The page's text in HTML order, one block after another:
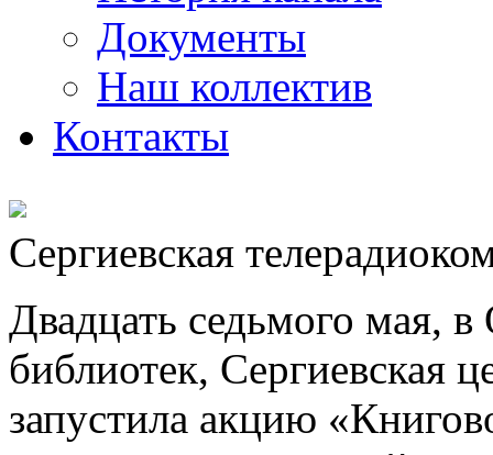
Документы
Наш коллектив
Контакты
Сергиевская
Двадцать седьмого мая,
библиотек, Сергиевская
запустила акцию